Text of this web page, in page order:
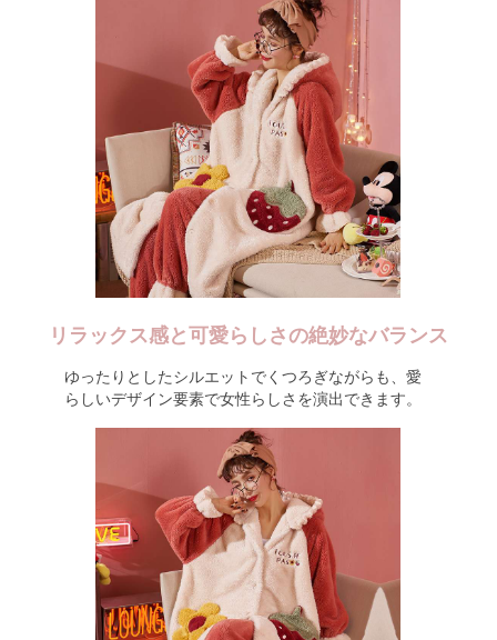
リラックス感と可愛らしさの絶妙なバランス
ゆったりとしたシルエットでくつろぎながらも、愛
らしいデザイン要素で女性らしさを演出できます。